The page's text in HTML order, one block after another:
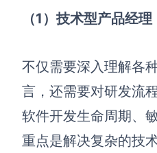
解决方案
高效协作
在线
（1）技术型产品经理
不仅需要深入理解各
言，还需要对研发流
软件开发生命周期、
重点是解决复杂的技